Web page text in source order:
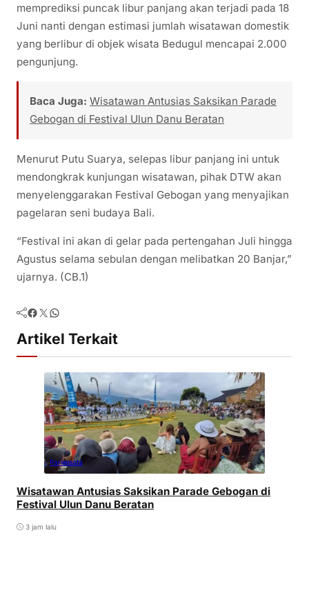
memprediksi puncak libur panjang akan terjadi pada 18
Juni nanti dengan estimasi jumlah wisatawan domestik
yang berlibur di objek wisata Bedugul mencapai 2.000
pengunjung.
Baca Juga: Wisatawan Antusias Saksikan Parade
Gebogan di Festival Ulun Danu Beratan
Menurut Putu Suarya, selepas libur panjang ini untuk
mendongkrak kunjungan wisatawan, pihak DTW akan
menyelenggarakan Festival Gebogan yang menyajikan
pagelaran seni budaya Bali.
“Festival ini akan di gelar pada pertengahan Juli hingga
Agustus selama sebulan dengan melibatkan 20 Banjar,”
ujarnya. (CB.1)
Facebook Twitter WhatsApp
Artikel Terkait
Pariwisata
Wisatawan Antusias Saksikan Parade Gebogan di
Festival Ulun Danu Beratan
3 jam lalu